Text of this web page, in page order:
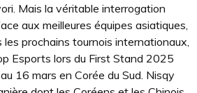
Mais la véritable interrogation
aux meilleures équipes asiatiques,
les prochains tournois internationaux,
Esports lors du First Stand 2025
16 mars en Corée du Sud. Nisqy